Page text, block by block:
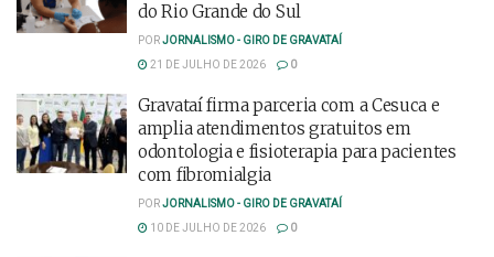
do Rio Grande do Sul
PORJORNALISMO - GIRO DE GRAVATAÍ
21 DE JULHO DE 2026
0
Gravataí firma parceria com a Cesuca e
amplia atendimentos gratuitos em
odontologia e fisioterapia para pacientes
com fibromialgia
PORJORNALISMO - GIRO DE GRAVATAÍ
10 DE JULHO DE 2026
0